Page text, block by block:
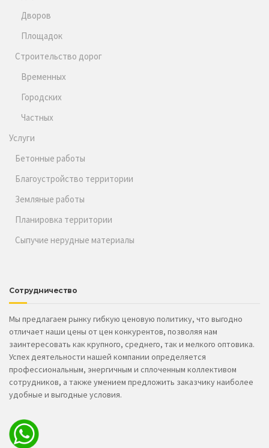
Дворов
Площадок
Строительство дорог
Временных
Городских
Частных
Услуги
Бетонные работы
Благоустройство территории
Земляные работы
Планировка территории
Сыпучие нерудные материалы
Сотрудничество
Мы предлагаем рынку гибкую ценовую политику, что выгодно
отличает наши цены от цен конкурентов, позволяя нам
заинтересовать как крупного, среднего, так и мелкого оптовика.
Успех деятельности нашей компании определяется
профессиональным, энергичным и сплоченным коллективом
сотрудников, а также умением предложить заказчику наиболее
удобные и выгодные условия.